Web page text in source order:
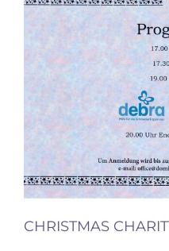
CHRISTMAS